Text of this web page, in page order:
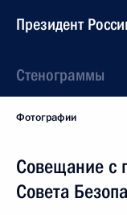
Президент
Стенограммы
Фотографии
Совещание с
Совета